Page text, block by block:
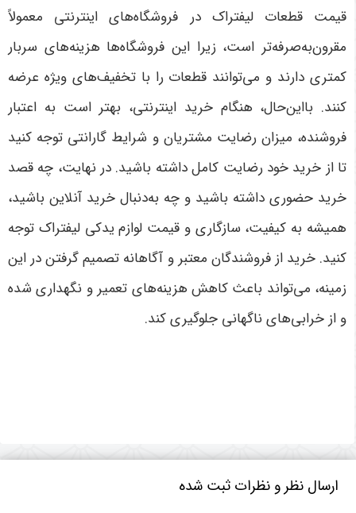
قیمت قطعات لیفتراک در فروشگاه‌های اینترنتی معمولاً
مقرون‌به‌صرفه‌تر است، زیرا این فروشگاه‌ها هزینه‌های سربار
کمتری دارند و می‌توانند قطعات را با تخفیف‌های ویژه عرضه
کنند. بااین‌حال، هنگام خرید اینترنتی، بهتر است به اعتبار
فروشنده، میزان رضایت مشتریان و شرایط گارانتی توجه کنید
تا از خرید خود رضایت کامل داشته باشید. در نهایت، چه قصد
خرید حضوری داشته باشید و چه به‌دنبال خرید آنلاین باشید،
همیشه به کیفیت، سازگاری و قیمت لوازم یدکی لیفتراک توجه
کنید. خرید از فروشندگان معتبر و آگاهانه تصمیم گرفتن در این
زمینه، می‌تواند باعث کاهش هزینه‌های تعمیر و نگهداری شده
و از خرابی‌های ناگهانی جلوگیری کند.
ارسال نظر و نظرات ثبت شده